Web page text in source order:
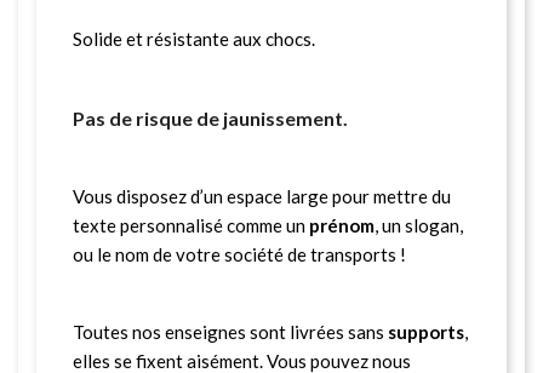
Solide et résistante aux chocs.
Pas de risque de jaunissement.
Vous disposez d’un espace large pour mettre du
texte personnalisé comme un prénom , un slogan,
ou le nom de votre société de transports !
Toutes nos enseignes sont livrées sans supports
elles se fixent aisément. Vous pouvez nous